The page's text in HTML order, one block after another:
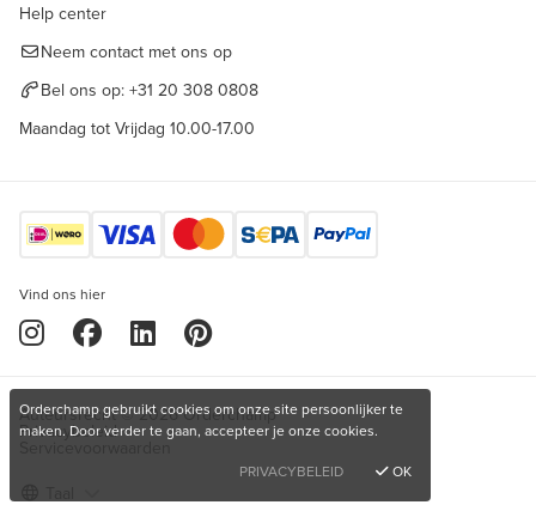
Help center
Neem contact met ons op
Bel ons op: +31 20 308 0808
Maandag tot Vrijdag 10.00-17.00
Vind ons hier
Auteursrecht © 2026 Orderchamp
Privacybeleid
Orderchamp gebruikt cookies om onze site persoonlijker te
maken. Door verder te gaan, accepteer je onze cookies.
PRIVACYBELEID
OK